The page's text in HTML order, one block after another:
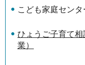
こども家庭センタ
ひょうご子育て
業）